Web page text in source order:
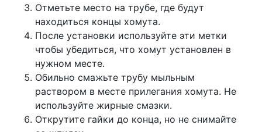
Отметьте место на трубе, где будут
находиться концы хомута.
После установки используйте эти метки
чтобы убедиться, что хомут установлен в
нужном месте.
Обильно смажьте трубу мыльным
раствором в месте прилегания хомута. Не
используйте жирные смазки.
Открутите гайки до конца, но не снимайте